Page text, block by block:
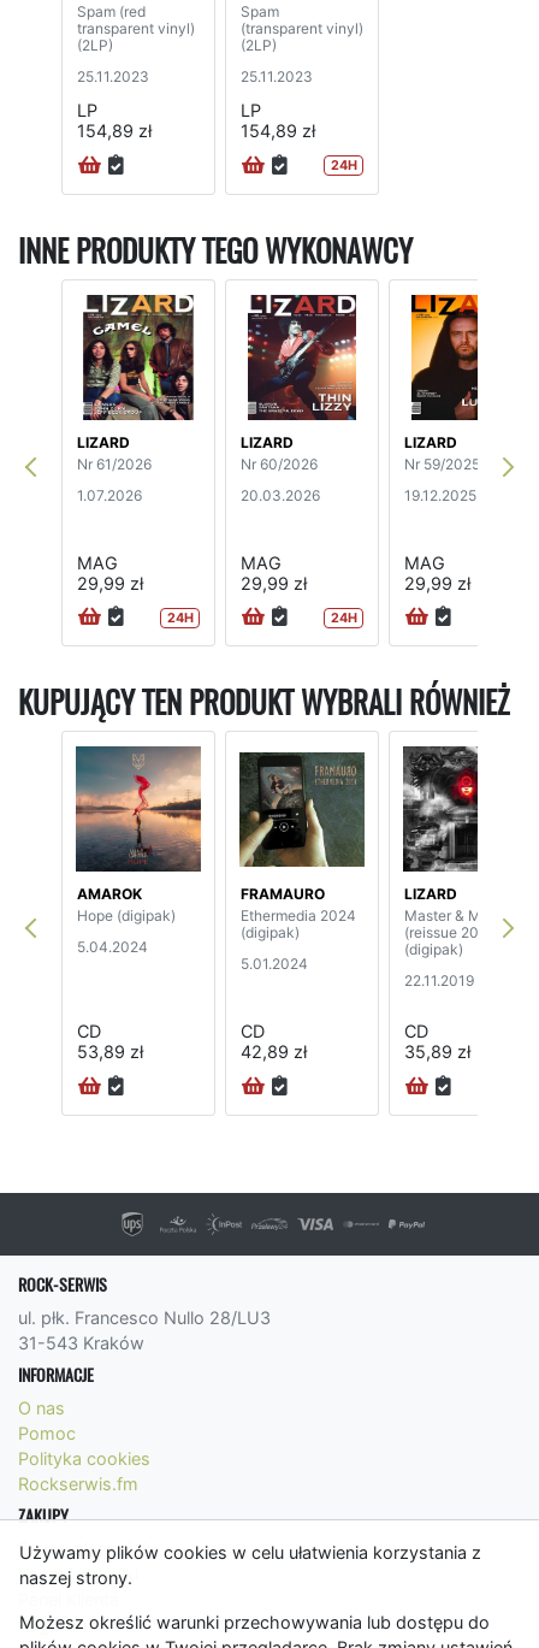
Używamy plików cookies w celu ułatwienia korzystania z
naszej strony.
Możesz określić warunki przechowywania lub dostępu do
Spam (red
transparent vinyl)
(2LP)
25.11.2023
LP
154,89 zł
Spam
(transparent vinyl)
(2LP)
25.11.2023
LP
154,89 zł
24H
INNE PRODUKTY TEGO WYKONAWCY
LIZARD
Nr 61/2026
1.07.2026
MAG
29,99 zł
24H
LIZARD
Nr 60/2026
20.03.2026
MAG
29,99 zł
24H
LIZARD
Nr 59/2025
19.12.2025
MAG
29,99 zł
KUPUJĄCY TEN PRODUKT WYBRALI RÓWNIEŻ
AMAROK
Hope (digipak)
5.04.2024
CD
53,89 zł
FRAMAURO
Ethermedia 2024
(digipak)
5.01.2024
CD
42,89 zł
LIZARD
Master & M
(reissue 2019)
(digipak)
22.11.2019
CD
35,89 zł
ROCK-SERWIS
ul. płk. Francesco Nullo 28/LU3
31-543 Kraków
INFORMACJE
O nas
Pomoc
Polityka cookies
Rockserwis.fm
ZAKUPY
Formy płatności
Koszty wysyłki
Regulamin